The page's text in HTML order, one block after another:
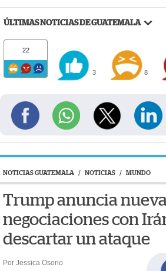
ÚLTIMAS NOTICIAS DE GUATEMALA
22
3 8
NOTICIAS GUATEMALA / NOTICIAS / MUNDO
Trump anuncia
negociaciones con
descartar un ataque
Por Jessica Osorio